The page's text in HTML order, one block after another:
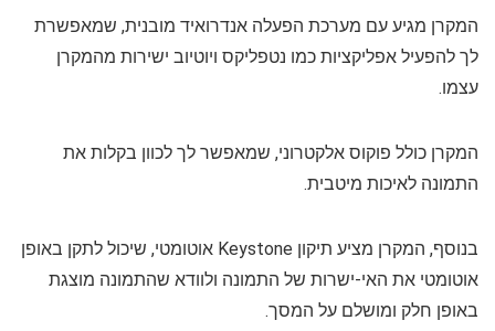
המקרן מגיע עם מערכת הפעלה אנדרואיד מובנית, שמאפשרת
לך להפעיל אפליקציות כמו נטפליקס ויוטיוב ישירות מהמקרן
עצמו.
המקרן כולל פוקוס אלקטרוני, שמאפשר לך לכוון בקלות את
התמונה לאיכות מיטבית.
בנוסף, המקרן מציע תיקון Keystone אוטומטי, שיכול לתקן באופן
אוטומטי את האי-ישרות של התמונה ולוודא שהתמונה מוצגת
באופן חלק ומושלם על המסך.